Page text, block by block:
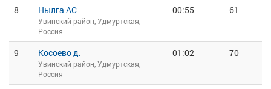
8 Нылга АС
Увинский район, Удмуртская,
Россия
00:55 61
9 Косоево д.
Увинский район, Удмуртская,
Россия
01:02 70